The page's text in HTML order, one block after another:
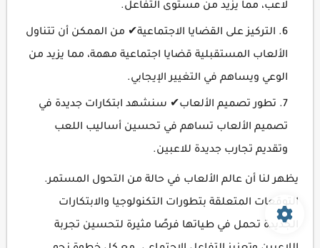
لاعب، مما يزيد من مستوى التفاعل.
التركيز على القضايا الاجتماعية✔ من الممكن أن تتناول
الألعاب المستقبلية قضايا اجتماعية مهمة، مما يزيد من
الوعي ويساهم في التغيير الإيجابي.
تطور تصميم الألعاب✔ سنشهد ابتكارات جديدة في
تصميم الألعاب تساهم في تحسين أساليب اللعب
وتقديم تجارب جديدة للاعبين.
يظهر لنا أن عالم الألعاب في حالة من التحول المستمر.
التوقعات المتعلقة بتطورات التكنولوجيا والابتكارات
الجديدة تحمل في طياتها فرصًا مثيرة لتحسين تجربة